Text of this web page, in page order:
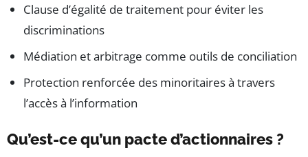
Clause d’égalité de traitement pour éviter les
discriminations
Médiation et arbitrage comme outils de conciliation
Protection renforcée des minoritaires à travers
l’accès à l’information
Qu’est-ce qu’un pacte d’actionnaires ?